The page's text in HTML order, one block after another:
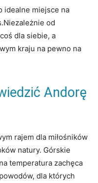
idealne miejsce na
od
dla siebie, a
kraju na pewno na
Andorę
rajem dla miłośników
natury. Górskie
temperatura zachęca
dla‍ których